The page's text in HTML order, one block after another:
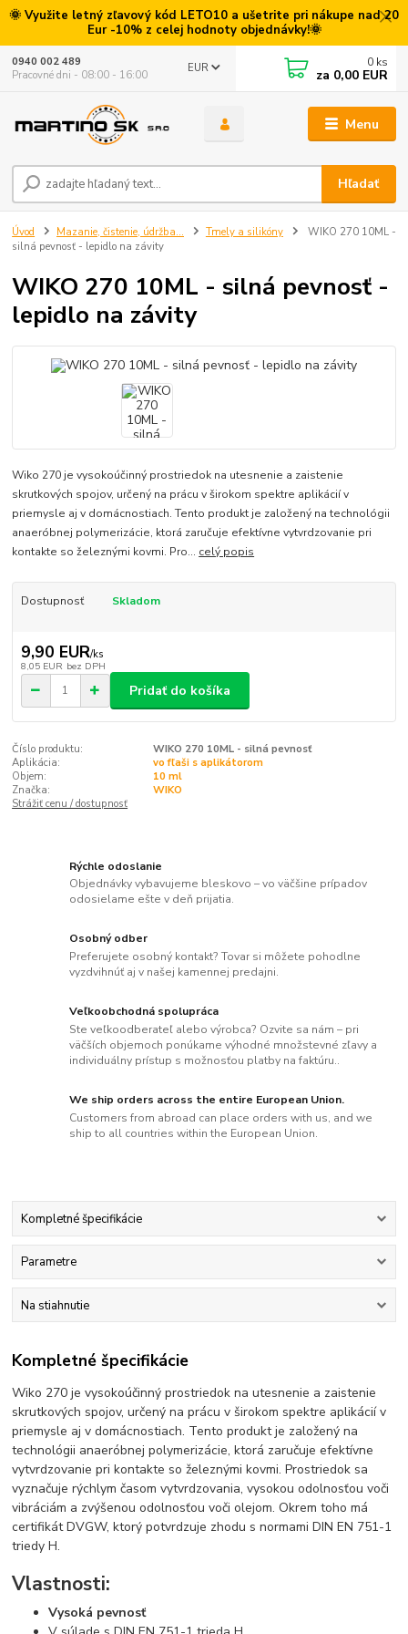
🌞 Využite letný zľavový kód LETO10 a ušetrite pri nákupe nad 20
Eur -10% z celej hodnoty objednávky!🌞
Menu
EUR
Hľadať
0940 002 489
Pracovné dni - 08:00 - 16:00
0 ks
za 0,00 EUR
Úvod Mazanie, čistenie, údržba... Tmely a silikóny
WIKO 270 10ML -
silná pevnosť - lepidlo na závity
WIKO 270 10ML - silná pevnosť -
lepidlo na závity
Wiko 270 je vysokoúčinný prostriedok na utesnenie a zaistenie
skrutkových spojov, určený na prácu v širokom spektre aplikácií v
priemysle aj v domácnostiach. Tento produkt je založený na technológii
anaeróbnej polymerizácie, ktorá zaručuje efektívne vytvrdzovanie pri
kontakte so železnými kovmi. Pro... celý popis
Dostupnosť Skladom
9,90 EUR/ks
8,05 EUR bez DPH
Pridať do košíka
Číslo produktu:
WIKO 270 10ML - silná pevnosť
Aplikácia:
vo fľaši s aplikátorom
Objem:
10 ml
Značka:
WIKO
Strážiť cenu / dostupnosť
Rýchle odoslanie
Objednávky vybavujeme bleskovo – vo väčšine prípadov
odosielame ešte v deň prijatia.
Osobný odber
Preferujete osobný kontakt? Tovar si môžete pohodlne
vyzdvihnúť aj v našej kamennej predajni.
Veľkoobchodná spolupráca
Ste veľkoodberateľ alebo výrobca? Ozvite sa nám – pri
väčších objemoch ponúkame výhodné množstevné zľavy a
individuálny prístup s možnosťou platby na faktúru..
We ship orders across the entire European Union.
Customers from abroad can place orders with us, and we
ship to all countries within the European Union.
Kompletné špecifikácie
Parametre
Na stiahnutie
Kompletné špecifikácie
Wiko 270 je vysokoúčinný prostriedok na utesnenie a zaistenie
skrutkových spojov, určený na prácu v širokom spektre aplikácií v
priemysle aj v domácnostiach. Tento produkt je založený na
technológii anaeróbnej polymerizácie, ktorá zaručuje efektívne
vytvrdzovanie pri kontakte so železnými kovmi. Prostriedok sa
vyznačuje rýchlym časom vytvrdzovania, vysokou odolnosťou voči
vibráciám a zvýšenou odolnosťou voči olejom. Okrem toho má
certifikát DVGW, ktorý potvrdzuje zhodu s normami DIN EN 751-1
triedy H.
Vlastnosti:
Vysoká pevnosť